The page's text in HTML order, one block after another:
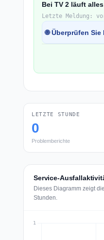
Bei TV 2 läuft
Letzte Meldung:
🌐 Überprüfen
LETZTE STUNDE
0
Problemberichte
Service-
Dieses Diagramm zeigt
Stunden.